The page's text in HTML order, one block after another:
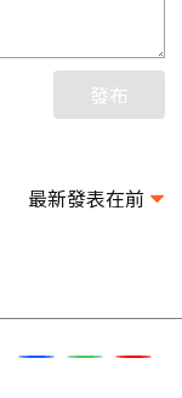
發布
最新發表在前